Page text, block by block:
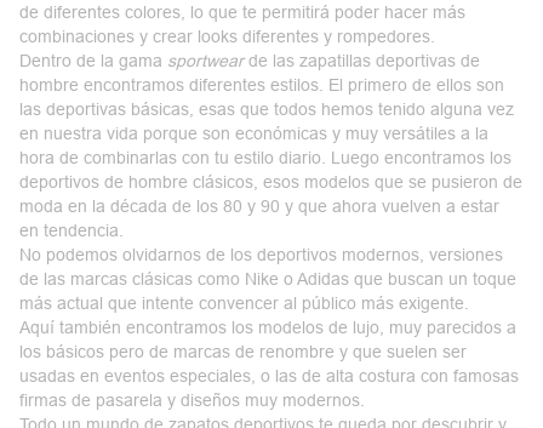
de diferentes colores, lo que te permitirá poder hacer más
combinaciones y crear looks diferentes y rompedores.
Dentro de la gama sportwearde las zapatillas deportivas de
hombre encontramos diferentes estilos. El primero de ellos son
las deportivas básicas , esas que todos hemos tenido alguna vez
en nuestra vida porque son económicas y muy versátiles a la
hora de combinarlas con tu estilo diario. Luego encontramos los
deportivos de hombre clásicos, esos modelos que se pusieron de
moda en la década de los 80 y 90 y que ahora vuelven a estar
en tendencia.
No podemos olvidarnos de losdeportivos modernos , versiones
de las marcas clásicas como Nike o Adidas que buscan un toque
más actual que intente convencer al público más exigente.
Aquí también encontramos los modelos de lujo, muy parecidos a
los básicos pero de marcas de renombre y que suelen ser
usadas en eventos especiales, o las de alta costura con famosas
firmas de pasarela y diseños muy modernos.
Todo un mundo de zapatos deportivos te queda por descubrir y